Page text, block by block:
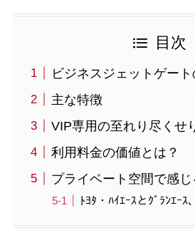
目次
ビジネスジェットゲー
主な特徴
VIP専用の至れり尽くせ
利用料金の価値とは？
プライベート空間で感
ﾄﾖﾀ・ﾊｲｴｰｽとｸﾞﾗﾝｴｰ